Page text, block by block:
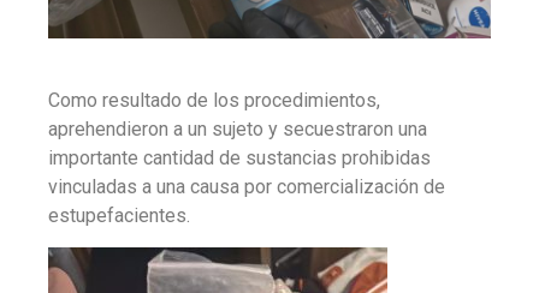
Como resultado de los procedimientos,
aprehendieron a un sujeto y secuestraron una
importante cantidad de sustancias prohibidas
vinculadas a una causa por comercialización de
estupefacientes.